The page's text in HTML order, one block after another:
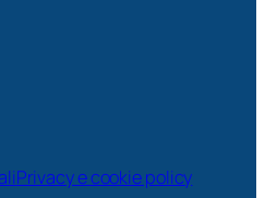
Privacy e cookie policy